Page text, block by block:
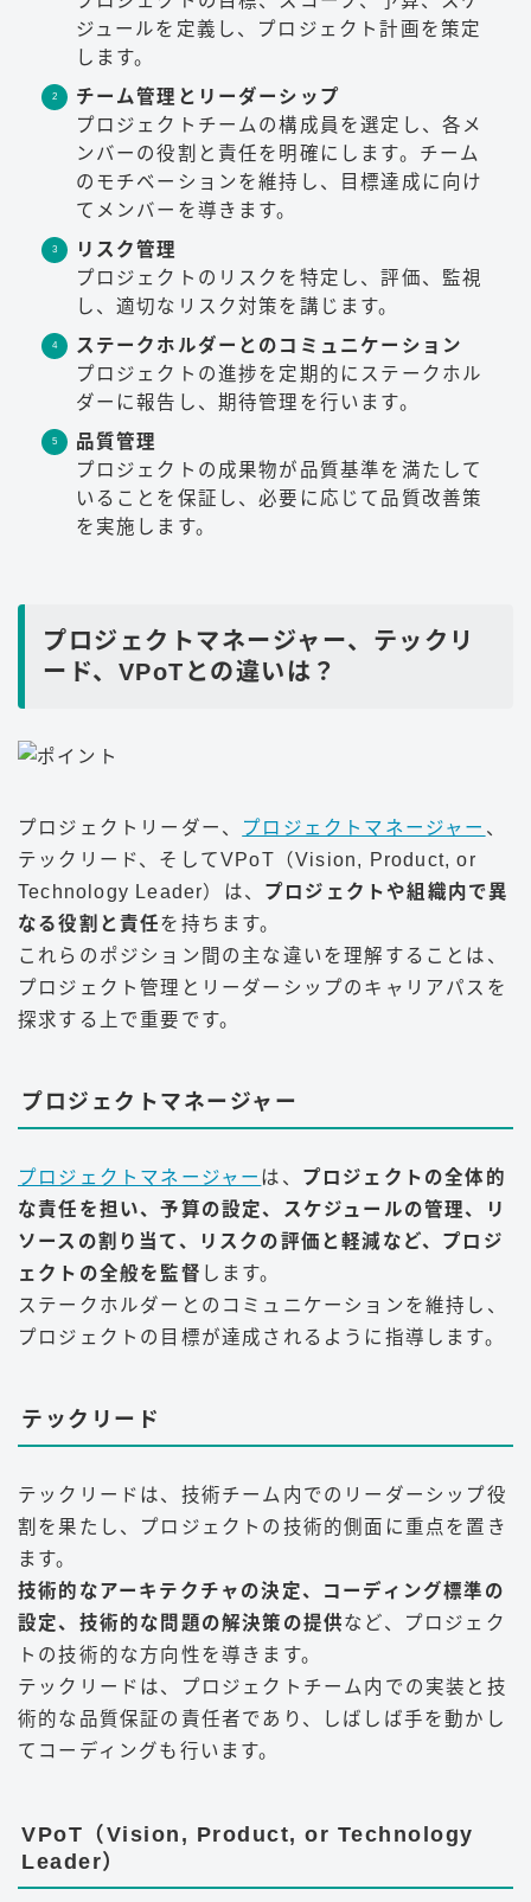
ジュールを定義し、プロジェクト計画を策定
します。
チーム管理とリーダーシップ
プロジェクトチームの構成員を選定し、各メ
ンバーの役割と責任を明確にします。チーム
のモチベーションを維持し、目標達成に向け
てメンバーを導きます。
リスク管理
プロジェクトのリスクを特定し、評価、監視
し、適切なリスク対策を講じます。
ステークホルダーとのコミュニケーション
プロジェクトの進捗を定期的にステークホル
ダーに報告し、期待管理を行います。
品質管理
プロジェクトの成果物が品質基準を満たして
いることを保証し、必要に応じて品質改善策
を実施します。
プロジェクトマネージャー、テックリ
ード、VPoTとの違いは？
プロジェクトリーダー、 プロジェクトマネージャー 、
テックリード、そしてVPoT（Vision, Product, or
Technology Leader）は、 プロジェクトや組織内で異
なる役割と責任を持ちます。
これらのポジション間の主な違いを理解することは、
プロジェクト管理とリーダーシップのキャリアパスを
探求する上で重要です。
プロジェクトマネージャー
プロジェクトマネージャー は、 プロジェクトの全体的
な責任を担い、予算の設定、スケジュールの管理、リ
ソースの割り当て、リスクの評価と軽減など、プロジ
ェクトの全般を監督 します。
ステークホルダーとのコミュニケーションを維持し、
プロジェクトの目標が達成されるように指導します。
テックリード
テックリードは、技術チーム内でのリーダーシップ役
割を果たし、プロジェクトの技術的側面に重点を置き
ます。
技術的なアーキテクチャの決定、コーディング標準の
設定、技術的な問題の解決策の提供など、プロジェク
トの技術的な方向性を導きます。
テックリードは、プロジェクトチーム内での実装と技
術的な品質保証の責任者であり、しばしば手を動かし
てコーディングも行います。
VPoT（Vision, Product, or Technology
Leader）